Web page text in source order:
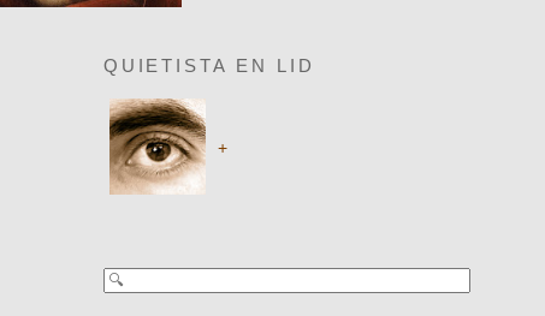
QUIETISTA EN LID
+